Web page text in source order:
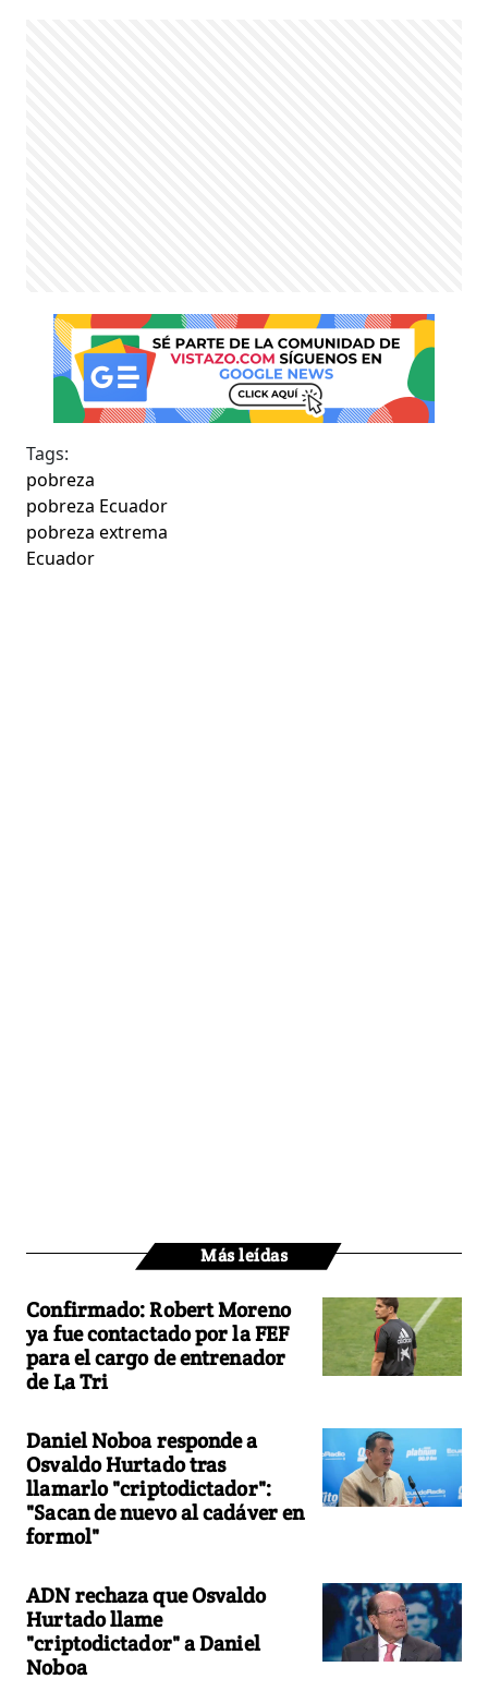
Tags:
pobreza
pobreza Ecuador
pobreza extrema
Ecuador
Más leídas
Confirmado: Robert Moreno
ya fue contactado por la FEF
para el cargo de entrenador
de La Tri
Daniel Noboa responde a
Osvaldo Hurtado tras
llamarlo "criptodictador":
"Sacan de nuevo al cadáver en
formol"
ADN rechaza que Osvaldo
Hurtado llame
"criptodictador" a Daniel
Noboa